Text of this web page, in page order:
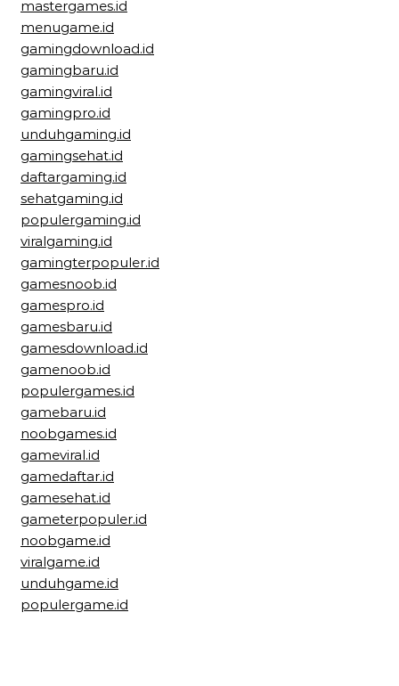
mastergames.id
menugame.id
gamingdownload.id
gamingbaru.id
gamingviral.id
gamingpro.id
unduhgaming.id
gamingsehat.id
daftargaming.id
sehatgaming.id
populergaming.id
viralgaming.id
gamingterpopuler.id
gamesnoob.id
gamespro.id
gamesbaru.id
gamesdownload.id
gamenoob.id
populergames.id
gamebaru.id
noobgames.id
gameviral.id
gamedaftar.id
gamesehat.id
gameterpopuler.id
noobgame.id
viralgame.id
unduhgame.id
populergame.id